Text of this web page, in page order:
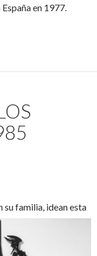
en 1977.
su familia, idean esta